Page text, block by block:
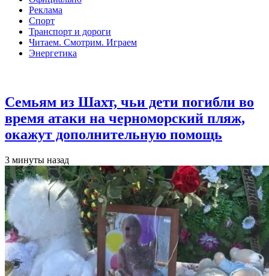
Реклама
Спорт
Транспорт и дороги
Читаем. Смотрим. Играем
Энергетика
Семьям из Шахт, чьи дети погибли во
время атаки на черноморский пляж,
окажут дополнительную помощь
3 минуты назад